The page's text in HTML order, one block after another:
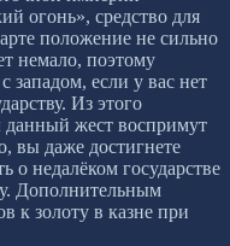
огонь», средство для
положение не сильно
немало, поэтому
западом, если у вас нет
Из этого
данный жест воспримут
вы даже достигнете
о недалёком государстве
Дополнительным
к золоту в казне при